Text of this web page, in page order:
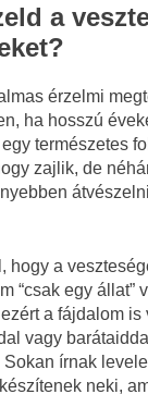
a
érzelmi
ha hosszú
természetes
zajlik, de
hogy a
“csak egy állat”
a fájdalom is
vagy
írnak
neki,